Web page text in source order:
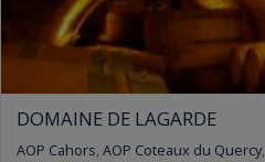
DOMAINE DE LAGARDE
AOP Cahors, AOP Coteaux du Quercy,